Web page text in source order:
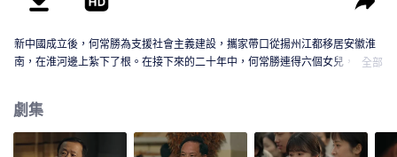
新中國成立後，何常勝為支援社會主義建設，攜家帶口從揚州江都移居安徽淮
南，在淮河邊上紮下了根。在接下來的二十年中，何常勝連得六個女兒，卻在
作、生活等命運起伏，但她們團結一心，共同面對人生的風雨，在生活的磨礪
中，六姊妹們也終於明白父親生前反覆強調的“家”的意義。
全部
劇集